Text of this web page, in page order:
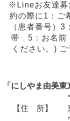
※Lineお友達募
約の際に1：ご
（患者番号）
帯 5：お名前
ください。)
「にしやま由美
【住 所】